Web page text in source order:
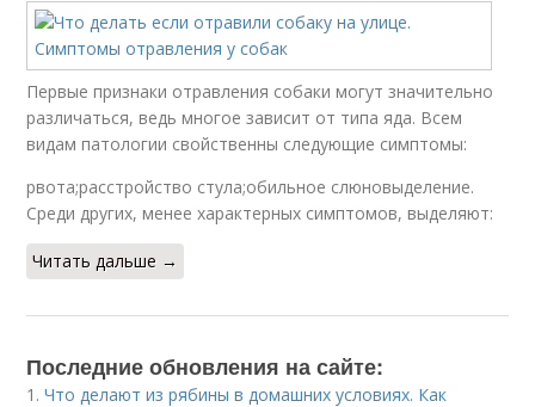
Первые признаки отравления собаки могут значительно
различаться, ведь многое зависит от типа яда. Всем
видам патологии свойственны следующие симптомы:
рвота;расстройство стула;обильное слюновыделение.
Среди других, менее характерных симптомов, выделяют:
Читать дальше →
Последние обновления на сайте:
1.Что делают из рябины в домашних условиях. Как